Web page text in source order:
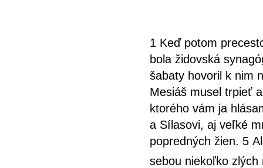
1 Keď potom
bola židovská
šabaty hovoril k nim
Mesiáš musel trpieť
ktorého vám ja
a Sílasovi, aj veľké
popredných žien. 5
sebou niekoľko zlých